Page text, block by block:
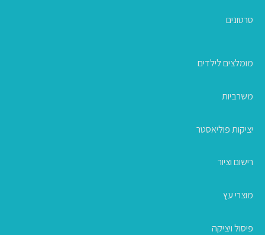
סרטונים
מומלצים לילדים
משרביות
יציקות פוליאסטר
רישום וציור
מוצרי עץ
פיסול ויציקה